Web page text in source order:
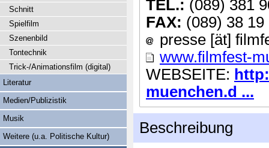
TEL.: (089) 381
FAX: (089) 38 19
presse [ät]
www.filmfest-
WEBSEITE:
muenchen.d ...
Beschreibung
Schnitt
Spielfilm
Szenenbild
Tontechnik
Trick-/Animationsfilm (digital)
Literatur
Medien/Publizistik
Musik
Weitere (u.a. Politische Kultur)